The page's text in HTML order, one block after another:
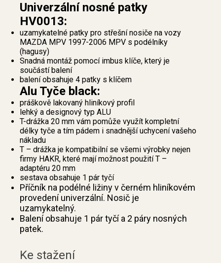
Univerzální nosné patky
HV0013:
uzamykatelné patky pro střešní nosiče na vozy
MAZDA MPV 1997-2006 MPV s podélníky
(hagusy)
Snadná montáž pomocí imbus klíče, který je
součástí balení
balení obsahuje 4 patky s klíčem
Alu Tyče black:
práškově lakovaný hliníkový profil
lehký a designový typ ALU
T-drážka 20 mm vám pomůže využít kompletní
délky tyče a tím pádem i snadnější uchycení vašeho
nákladu
T – drážka je kompatibilní se všemi výrobky nejen
firmy HAKR, které mají možnost použití T –
adaptéru 20 mm
sestava obsahuje 1 pár tyčí
Příčník na podélné ližiny v černém hliníkovém
provedení univerzální. Nosič je
uzamykatelný.
Balení obsahuje 1 pár tyčí a 2 páry nosných
patek.
Ke stažení